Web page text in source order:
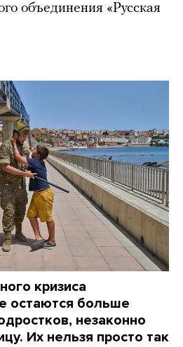
объединения «Русская
кризиса
остаются больше
незаконно
Их нельзя просто так